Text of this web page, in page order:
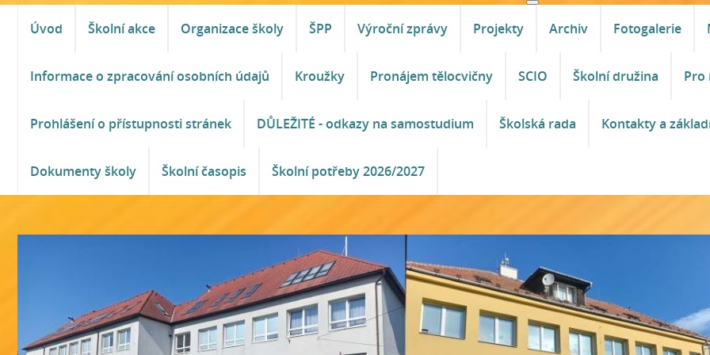
Úvod Školní akce Organizace školy ŠPP Výroční zprávy Projekty Archiv Fotogalerie
Informace o zpracování osobních údajů Kroužky Pronájem tělocvičny SCIO Školní družina Pro
Prohlášení o přístupnosti stránek DŮLEŽITÉ - odkazy na samostudium Školská rada Kontakty a
Dokumenty školy Školní časopis Školní potřeby 2026/2027